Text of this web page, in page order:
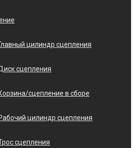
цилиндр сцепления
сцепления
сцепление в сборе
цилиндр сцепления
сцепления